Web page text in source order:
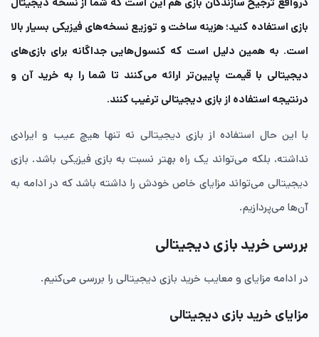
بازی استفاده کنید؛ هزینه ساخت و توزیع نسخه‌های فیزیکی بسیار بالا
است. به همین دلیل است که کنسول‌هایی جداگانه برای بازی‌های
دیجیتالی با قیمت پایین‌تر ارائه می‌کنند تا شما را به خرید آن و
درنتیجه استفاده از بازی دیجیتالی ترغیب کنند.
با این حال استفاده از بازی دیجیتالی نه تنها هیچ عیب و ایرادی
نداشته، بلکه می‌تواند یک راه بهتر نسبت به بازی فیزیکی باشد. بازی
دیجیتالی می‌تواند مزایای خاص خودش را داشته باشد که در ادامه به
آن‌ها می‌پردازیم.
بررسی خرید بازی دیجیتالی
در ادامه مزایای و معایب خرید بازی دیجیتالی را بررسی می‌کنیم.
مزایای خرید بازی دیجیتالی